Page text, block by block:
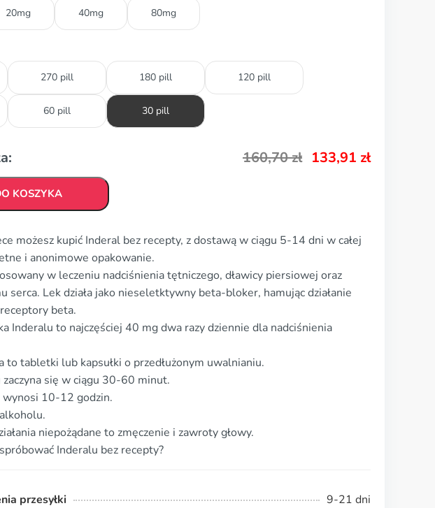
20mg 40mg 80mg
270 pill 180 pill 120 pill
60 pill 30 pill
160,70zł 133,91 zł
KOSZYKA
możesz kupić Inderal bez recepty, z dostawą w ciągu 5-14 dni w całej
i anonimowe opakowanie.
w leczeniu nadciśnienia tętniczego, dławicy piersiowej oraz
serca. Lek działa jako nieseletktywny beta-bloker, hamując działanie
beta.
Inderalu to najczęściej 40 mg dwa razy dziennie dla nadciśnienia
to tabletki lub kapsułki o przedłużonym uwalnianiu.
zaczyna się w ciągu 30-60 minut.
wynosi 10-12 godzin.
niepożądane to zmęczenie i zawroty głowy.
Inderalu bez recepty?
przesyłki
9-21 dni